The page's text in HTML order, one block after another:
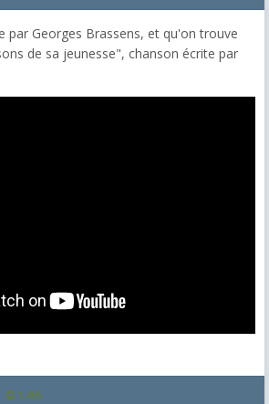
par Georges Brassens, et qu'on trouve
de sa jeunesse", chanson écrite par
1,405